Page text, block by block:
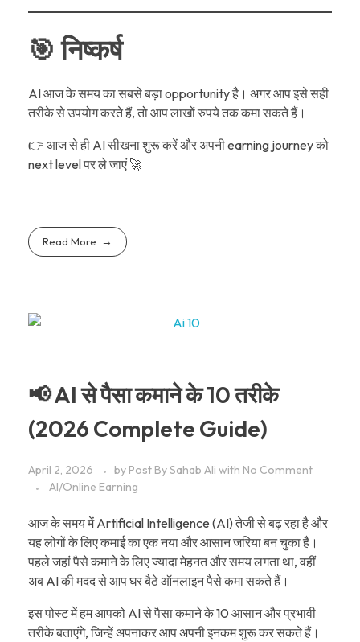
🎯 निष्कर्ष
AI आज के समय का सबसे बड़ा opportunity है। अगर आप इसे सही
तरीके से उपयोग करते हैं, तो आप लाखों रुपये तक कमा सकते हैं।
👉 आज से ही AI सीखना शुरू करें और अपनी earning journey को
next level पर ले जाएं 🚀
Read More
📢 AI से पैसा कमाने के 10 तरीके
(2026 Complete Guide)
April 2, 2026 by Post By Sahab Ali with No Comment
AI/Online Earning
आज के समय में Artificial Intelligence (AI) तेजी से बढ़ रहा है और
यह लोगों के लिए कमाई का एक नया और आसान जरिया बन चुका है।
पहले जहां पैसे कमाने के लिए ज्यादा मेहनत और समय लगता था, वहीं
अब AI की मदद से आप घर बैठे ऑनलाइन पैसे कमा सकते हैं।
इस पोस्ट में हम आपको AI से पैसा कमाने के 10 आसान और प्रभावी
तरीके बताएंगे, जिन्हें अपनाकर आप अपनी इनकम शुरू कर सकते हैं।